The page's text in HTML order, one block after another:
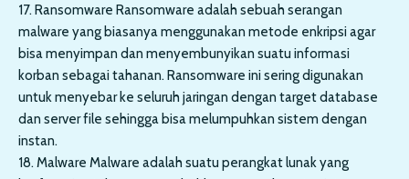
17. Ransomware Ransomware adalah sebuah serangan
malware yang biasanya menggunakan metode enkripsi agar
bisa menyimpan dan menyembunyikan suatu informasi
korban sebagai tahanan. Ransomware ini sering digunakan
untuk menyebar ke seluruh jaringan dengan target database
dan server file sehingga bisa melumpuhkan sistem dengan
instan.
18. Malware Malware adalah suatu perangkat lunak yang